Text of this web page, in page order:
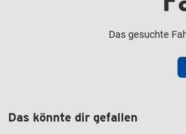
Das gesuchte
Das könnte dir gefallen